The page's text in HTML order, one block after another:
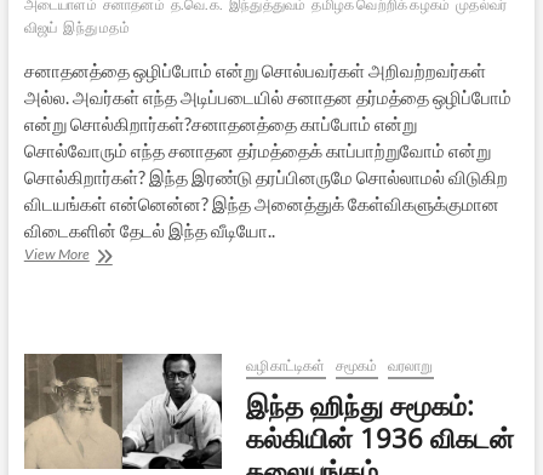
அடையாளம் சனாதனம் த.வெ.க. இந்துத்துவம் தமிழக வெற்றிக் கழகம் முதல்வர்
விஜய் இந்து மதம்
சனாதனத்தை ஒழிப்போம் என்று சொல்பவர்கள் அறிவற்றவர்கள்
அல்ல. அவர்கள் எந்த அடிப்படையில் சனாதன தர்மத்தை ஒழிப்போம்
என்று சொல்கிறார்கள்?சனாதனத்தை காப்போம் என்று
சொல்வோரும் எந்த சனாதன தர்மத்தைக் காப்பாற்றுவோம் என்று
சொல்கிறார்கள்? இந்த இரண்டு தரப்பினருமே சொல்லாமல் விடுகிற
விடயங்கள் என்னென்ன? இந்த அனைத்துக் கேள்விகளுக்குமான
விடைகளின் தேடல் இந்த வீடியோ..
View Moreசனாதன
பார்வை
வழிகாட்டிகள் சமூகம் வரலாறு
இந்த ஹிந்து சமூகம்:
கல்கியின் 1936 விகடன்